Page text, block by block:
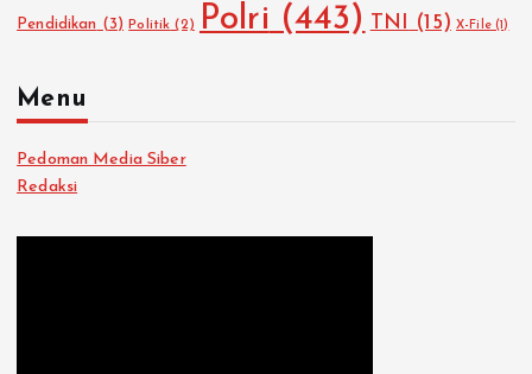
Pendidikan (3) Politik (2) Polri (443) TNI (15) X-File(1)
Menu
Pedoman Media Siber
Redaksi